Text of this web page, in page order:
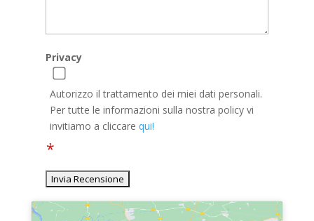
Privacy
Autorizzo il trattamento dei miei dati personali.
Per tutte le informazioni sulla nostra policy vi
invitiamo a cliccare qui!